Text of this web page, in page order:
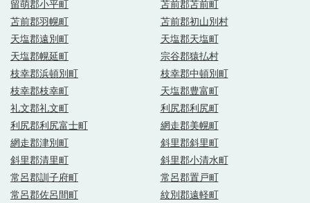
留萌郡小平町
苫前郡苫前町
苫前郡羽幌町
苫前郡初山別村
天塩郡遠別町
天塩郡天塩町
天塩郡幌延町
宗谷郡猿払村
枝幸郡浜頓別町
枝幸郡中頓別町
枝幸郡枝幸町
天塩郡豊富町
礼文郡礼文町
利尻郡利尻町
利尻郡利尻富士町
網走郡美幌町
網走郡津別町
斜里郡斜里町
斜里郡清里町
斜里郡小清水町
常呂郡訓子府町
常呂郡置戸町
常呂郡佐呂間町
紋別郡遠軽町